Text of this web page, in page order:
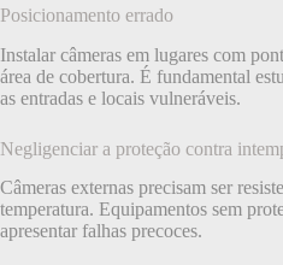
Posicionamento errado
Instalar câmeras em lugares com
área de cobertura. É fundamental
as entradas e locais vulneráveis.
Negligenciar a proteção contra
Câmeras externas precisam ser
temperatura. Equipamentos sem
apresentar falhas precoces.